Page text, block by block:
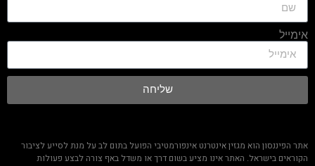
אימייל
שליחה
אתר הפיננסון הוא מגזין אינטרנט אינפורמטיבי הפועל בתום לב על מנת לסייע לציבור
הקוראים בישראל. האתר אינו מציע בשום דרך או משדל באף צורה לבצע פעולות